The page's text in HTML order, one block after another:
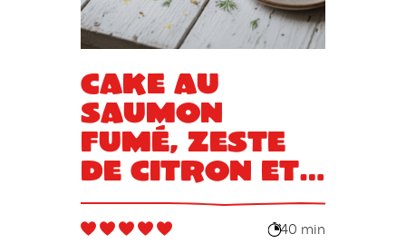
Cake au
saumon
fumé, zeste
de citron et
aneth
40 min